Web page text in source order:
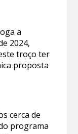
a
2024,
troço ter
proposta
cerca de
programa